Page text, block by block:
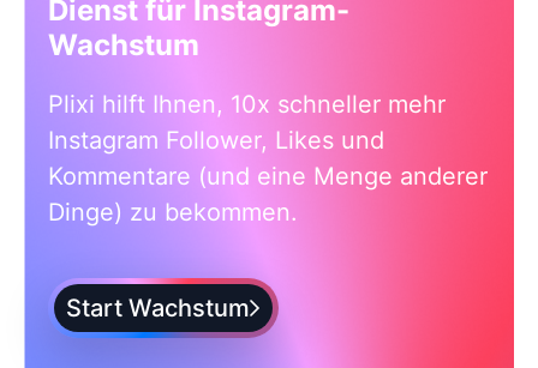
Dienst für Instagram-
Wachstum
Plixi hilft Ihnen, 10x schneller mehr
Instagram Follower, Likes und
Kommentare (und eine Menge anderer
Dinge) zu bekommen.
Start Wachstum